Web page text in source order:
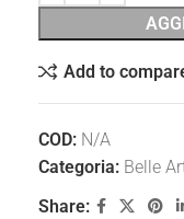
Add to
COD: N/A
Categoria: Belle
Share: